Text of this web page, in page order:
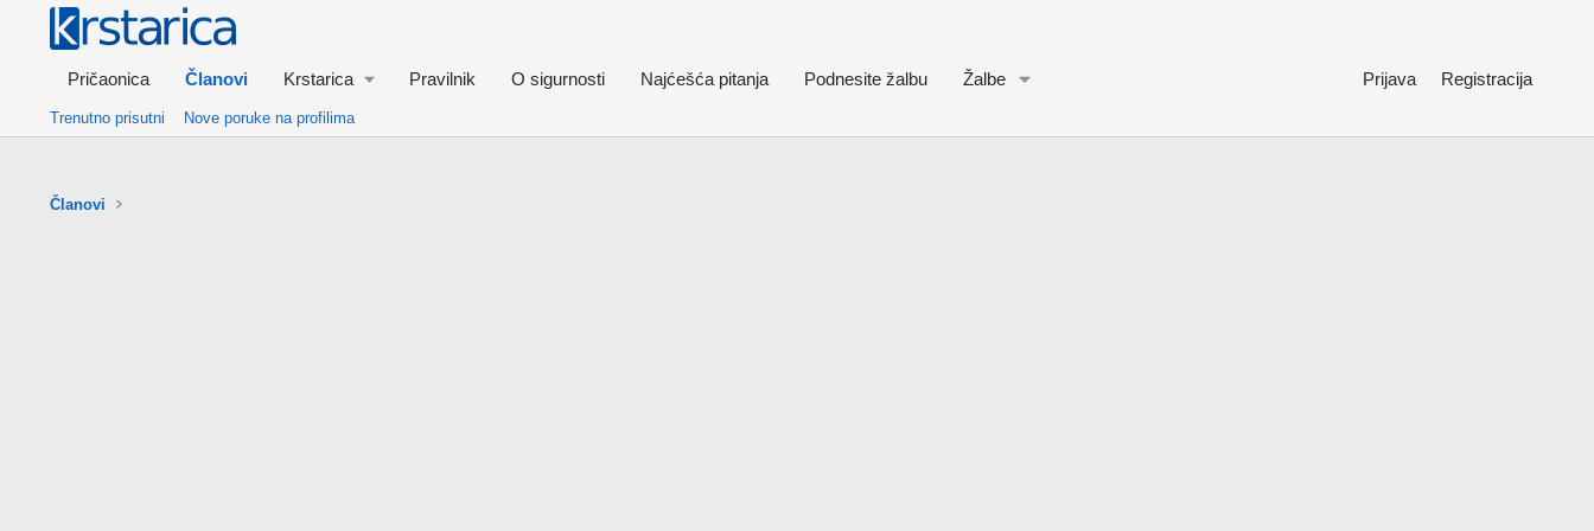
Pričaonica Članovi Krstarica Pravilnik O sigurnosti Najćešća pitanja Podnesite žalbu Žalbe Prijava Registracija
Trenutno prisutni Nove poruke na profilima
Članovi